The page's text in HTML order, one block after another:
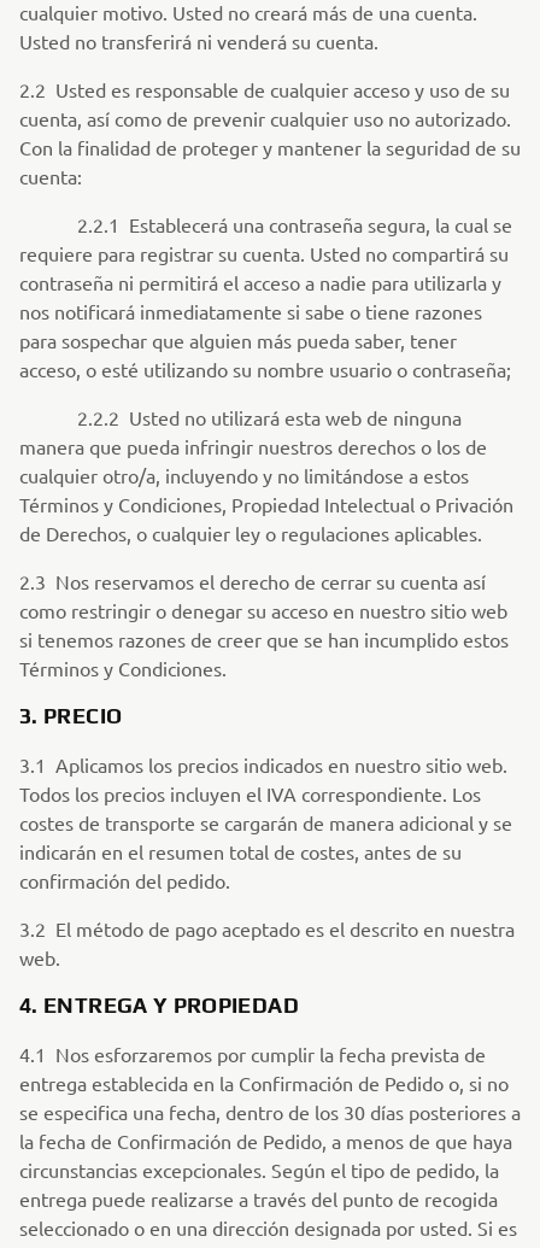
cualquier motivo. Usted no creará más de una cuenta.
Usted no transferirá ni venderá su cuenta.
2.2 Usted es responsable de cualquier acceso y uso de su
cuenta, así como de prevenir cualquier uso no autorizado.
Con la finalidad de proteger y mantener la seguridad de su
cuenta:
2.2.1 Establecerá una contraseña segura, la cual se
requiere para registrar su cuenta. Usted no compartirá su
contraseña ni permitirá el acceso a nadie para utilizarla y
nos notificará inmediatamente si sabe o tiene razones
para sospechar que alguien más pueda saber, tener
acceso, o esté utilizando su nombre usuario o contraseña;
2.2.2 Usted no utilizará esta web de ninguna
manera que pueda infringir nuestros derechos o los de
cualquier otro/a, incluyendo y no limitándose a estos
Términos y Condiciones, Propiedad Intelectual o Privación
de Derechos, o cualquier ley o regulaciones aplicables.
2.3 Nos reservamos el derecho de cerrar su cuenta así
como restringir o denegar su acceso en nuestro sitio web
si tenemos razones de creer que se han incumplido estos
Términos y Condiciones.
3. PRECIO
3.1 Aplicamos los precios indicados en nuestro sitio web.
Todos los precios incluyen el IVA correspondiente. Los
costes de transporte se cargarán de manera adicional y se
indicarán en el resumen total de costes, antes de su
confirmación del pedido.
3.2 El método de pago aceptado es el descrito en nuestra
web.
4. ENTREGA Y PROPIEDAD
4.1 Nos esforzaremos por cumplir la fecha prevista de
entrega establecida en la Confirmación de Pedido o, si no
se especifica una fecha, dentro de los 30 días posteriores a
la fecha de Confirmación de Pedido, a menos de que haya
circunstancias excepcionales. Según el tipo de pedido, la
entrega puede realizarse a través del punto de recogida
seleccionado o en una dirección designada por usted. Si es